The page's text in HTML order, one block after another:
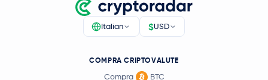
Italian $USD
COMPRA CRIPTOVALUTE
Compra
BTC